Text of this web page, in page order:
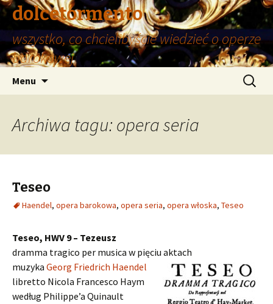
dolcetormento
wszystko, co chcielibyście wiedzieć o operze
barokowej
Menu Szukaj:
Archiwa tagu: opera seria
Teseo
Haendel, opera barokowa, opera seria, opera włoska, Teseo
Teseo, HWV 9 – Tezeusz
dramma tragico per musica w pięciu aktach
muzyka Georg Friedrich Haendel
libretto Nicola Francesco Haym
według Philippe’a Quinault